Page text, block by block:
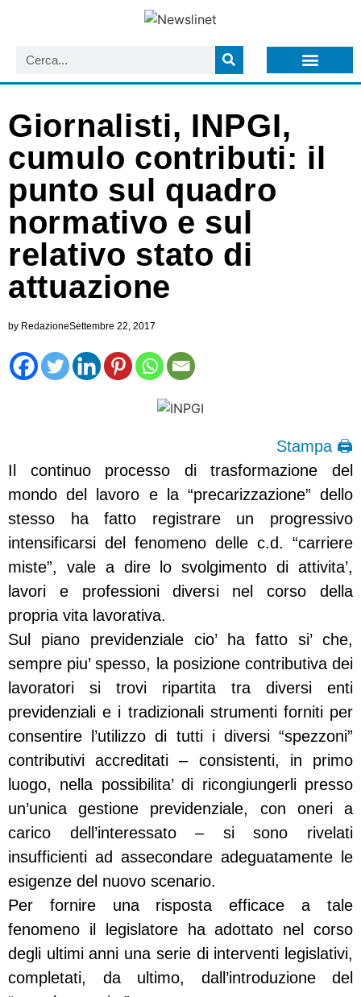
Giornalisti, INPGI,
cumulo contributi: il
punto sul quadro
normativo e sul
relativo stato di
attuazione
by RedazioneSettembre 22, 2017
Stampa 🖨
Il continuo processo di trasformazione del
mondo del lavoro e la “precarizzazione” dello
stesso ha fatto registrare un progressivo
intensificarsi del fenomeno delle c.d. “carriere
miste”, vale a dire lo svolgimento di attivita’,
lavori e professioni diversi nel corso della
propria vita lavorativa.
Sul piano previdenziale cio’ ha fatto si’ che,
sempre piu’ spesso, la posizione contributiva dei
lavoratori si trovi ripartita tra diversi enti
previdenziali e i tradizionali strumenti forniti per
consentire l’utilizzo di tutti i diversi “spezzoni”
contributivi accreditati – consistenti, in primo
luogo, nella possibilita’ di ricongiungerli presso
un’unica gestione previdenziale, con oneri a
carico dell’interessato – si sono rivelati
insufficienti ad assecondare adeguatamente le
esigenze del nuovo scenario.
Per fornire una risposta efficace a tale
fenomeno il legislatore ha adottato nel corso
degli ultimi anni una serie di interventi legislativi,
completati, da ultimo, dall’introduzione del